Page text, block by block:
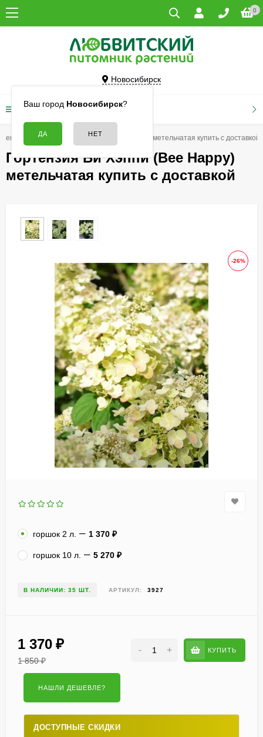
0
Новосибирск
Ваш город Новосибирск?
КАТАЛОГ ТОВАРОВ
Гортензия Би Хэппи (Bee Happy) метельчатая купить с доставкой
Гортензия Би Хэппи (Bee Happy)
метельчатая купить с доставкой
-26%
горшок 2 л. 1 370 ₽
горшок 10 л. 5 270 ₽
В НАЛИЧИИ: 35 ШТ. АРТИКУЛ: 3927
1 370 ₽
1 850 ₽
- + КУПИТЬ
ДОСТУПНЫЕ СКИДКИ